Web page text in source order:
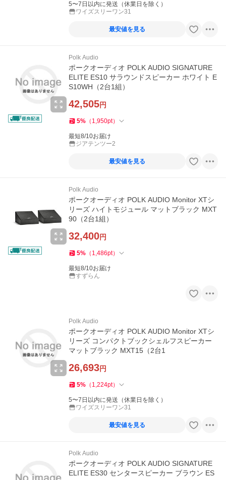
5〜7日以内に発送（休業日を除く）
ワイズスリーワン31
最安値を見る
Polk Audio
ポークオーディオ POLK AUDIO SIGNATURE
ELITE ES10 サラウンドスピーカー ホワイト E
S10WH（2台1組）
42,505円
5% （ 1,950pt）
最短8/10お届け
ジアテンツー2
最安値を見る
Polk Audio
ポークオーディオ POLK AUDIO Monitor XTシ
リーズ ハイトモジュール マットブラック MXT
90（2台1組）
32,400円
5% （ 1,486pt）
最短8/10お届け
すずらん
Polk Audio
ポークオーディオ POLK AUDIO Monitor XTシ
リーズ コンパクトブックシェルフスピーカー
マットブラック MXT15（2台1
26,693円
5% （ 1,224pt）
5〜7日以内に発送（休業日を除く）
ワイズスリーワン31
最安値を見る
Polk Audio
ポークオーディオ POLK AUDIO SIGNATURE
ELITE ES30 センタースピーカー ブラウン ES